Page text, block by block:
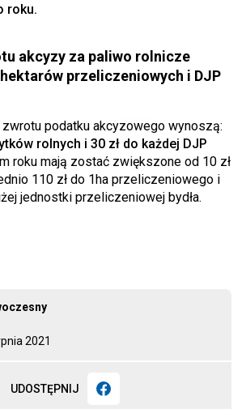
2021
UDOSTĘPNIJ
roku.
akcyzy za paliwo rolnicze
przeliczeniowych i DJP
podatku akcyzowego wynoszą:
rolnych i 30 zł do każdej DJP
roku mają zostać zwiększone od 10 zł
110 zł do 1ha przeliczeniowego i
jednostki przeliczeniowej bydła.